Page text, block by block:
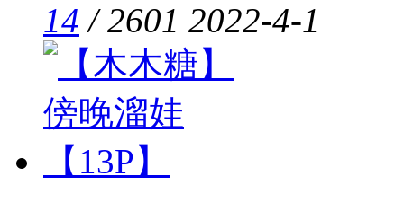
14 /2601 2022-4-1